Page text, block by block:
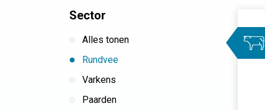
Sector
Alles tonen
Rundvee
Varkens
Paarden